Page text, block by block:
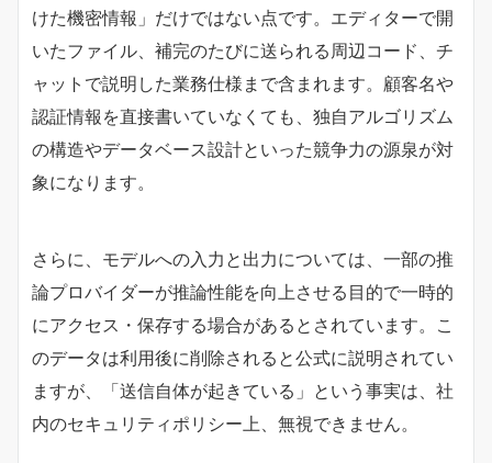
けた機密情報」だけではない点です。エディターで開
いたファイル、補完のたびに送られる周辺コード、チ
ャットで説明した業務仕様まで含まれます。顧客名や
認証情報を直接書いていなくても、独自アルゴリズム
の構造やデータベース設計といった競争力の源泉が対
象になります。
さらに、モデルへの入力と出力については、一部の推
論プロバイダーが推論性能を向上させる目的で一時的
にアクセス・保存する場合があるとされています。こ
のデータは利用後に削除されると公式に説明されてい
ますが、「送信自体が起きている」という事実は、社
内のセキュリティポリシー上、無視できません。